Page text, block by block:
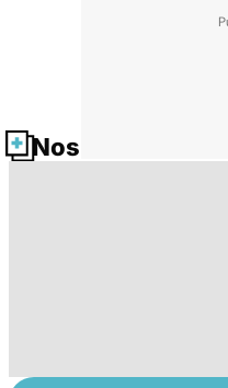
Nos fiches santé